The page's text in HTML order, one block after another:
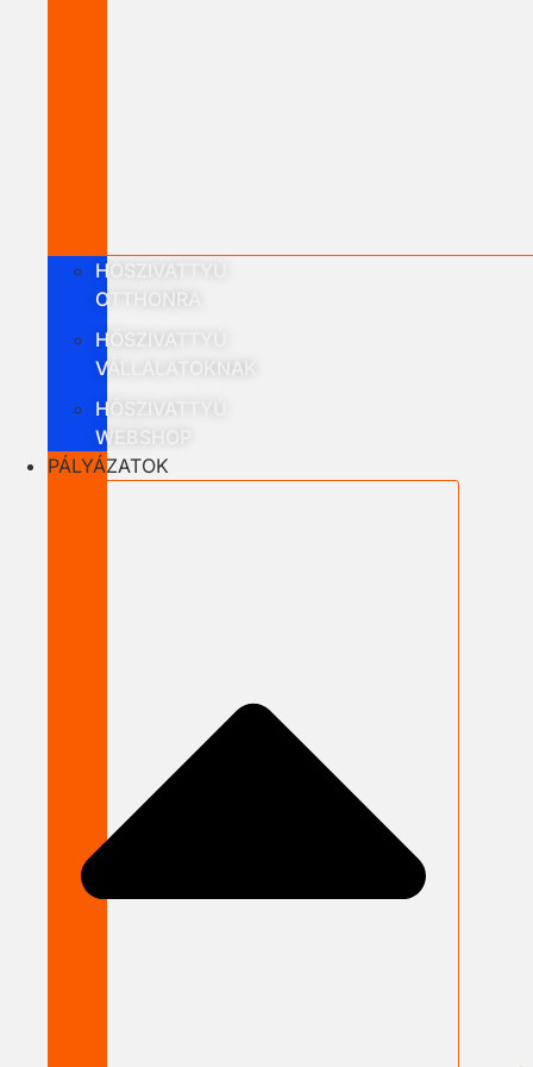
HŐSZIVATTYÚ
OTTHONRA
HŐSZIVATTYÚ
VÁLLALATOKNAK
HŐSZIVATTYÚ
WEBSHOP
PÁLYÁZATOK